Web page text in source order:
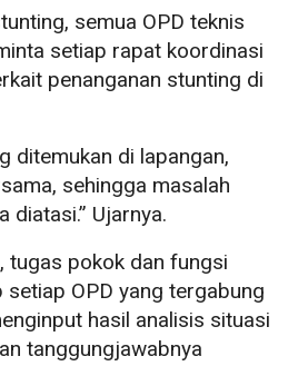
semua OPD teknis
setiap rapat koordinasi
penanganan stunting di
ditemukan di lapangan,
sehingga masalah
diatasi.” Ujarnya.
tugas pokok dan fungsi
OPD yang tergabung
hasil analisis situasi
tanggungjawabnya